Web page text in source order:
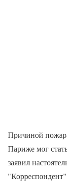
Причиной
Париже мог
заявил